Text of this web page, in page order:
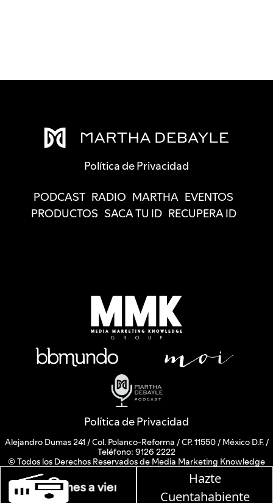
W, lunes a viernes de 10 a 13 hrs.
Hazte
Cuentahabiente
Política de Privacidad
PODCAST RADIO MARTHA EVENTOS
PRODUCTOS SACA TU ID RECUPERA ID
Política de Privacidad
Alejandro Dumas 241 / Col. Polanco-Reforma / CP. 11550 / México D.F. /
Teléfono: 9126 2222
© Todos los Derechos Reservados de Media Marketing Knowledge
Group www.mmkgroup.com.mx
Prohibida la reproducción total o parcial, incluyendo cualquier medio
electrónico o magnético.